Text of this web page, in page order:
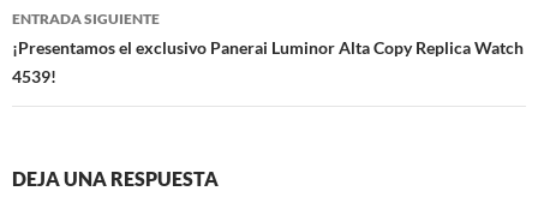
ENTRADA SIGUIENTE
¡Presentamos el exclusivo Panerai Luminor Alta Copy Replica Watch
4539!
DEJA UNA RESPUESTA